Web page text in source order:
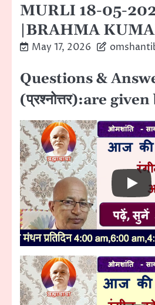
MURLI 18-05-
|BRAHMA
May 17, 2026
Questions &
(प्रश्नोत्तर):are